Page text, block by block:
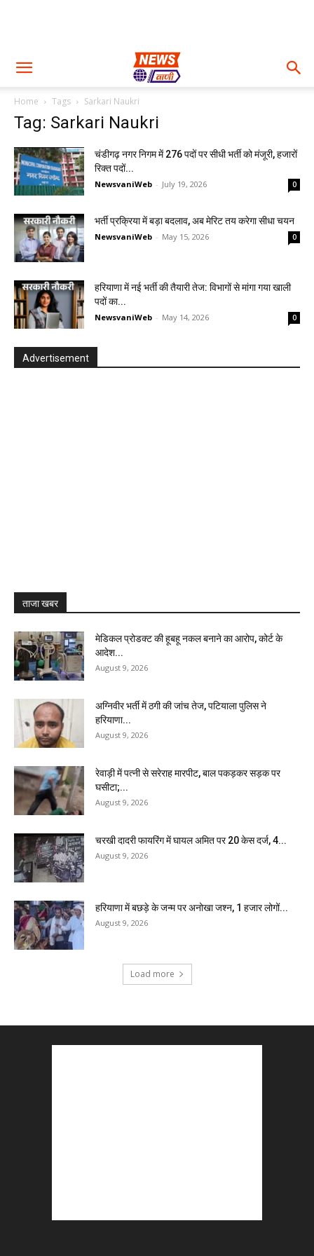
Home Tags Sarkari Naukri
Tag: Sarkari Naukri
चंडीगढ़ नगर निगम में 276 पदों पर सीधी भर्ती को मंजूरी, हजारों
रिक्त पदों...
NewsvaniWeb - July 19, 2026 0
भर्ती प्रक्रिया में बड़ा बदलाव, अब मेरिट तय करेगा सीधा चयन
NewsvaniWeb - May 15, 2026 0
हरियाणा में नई भर्ती की तैयारी तेज: विभागों से मांगा गया खाली
पदों का...
NewsvaniWeb - May 14, 2026 0
Advertisement
ताजा खबर
मेडिकल प्रोडक्ट की हूबहू नकल बनाने का आरोप, कोर्ट के
आदेश...
August 9, 2026
अग्निवीर भर्ती में ठगी की जांच तेज, पटियाला पुलिस ने
हरियाणा...
August 9, 2026
रेवाड़ी में पत्नी से सरेराह मारपीट, बाल पकड़कर सड़क पर
घसीटा;...
August 9, 2026
चरखी दादरी फायरिंग में घायल अमित पर 20 केस दर्ज, 4...
August 9, 2026
हरियाणा में बछड़े के जन्म पर अनोखा जश्न, 1 हजार लोगों...
August 9, 2026
Load more